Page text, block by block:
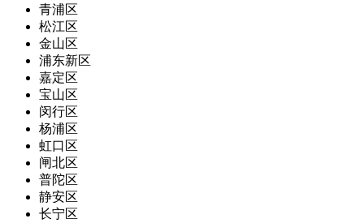
青浦区
松江区
金山区
浦东新区
嘉定区
宝山区
闵行区
杨浦区
虹口区
闸北区
普陀区
静安区
长宁区